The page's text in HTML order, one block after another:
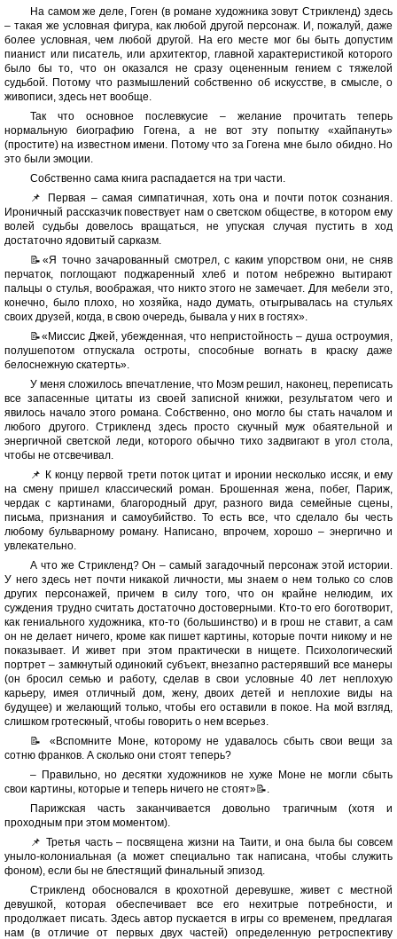
На самом же деле, Гоген (в романе художника зовут Стрикленд) здесь
– такая же условная фигура, как любой другой персонаж. И, пожалуй, даже
более условная, чем любой другой. На его месте мог бы быть допустим
пианист или писатель, или архитектор, главной характеристикой которого
было бы то, что он оказался не сразу оцененным гением с тяжелой
судьбой. Потому что размышлений собственно об искусстве, в смысле, о
живописи, здесь нет вообще.
Так что основное послевкусие – желание прочитать теперь
нормальную биографию Гогена, а не вот эту попытку «хайпануть»
(простите) на известном имени. Потому что за Гогена мне было обидно. Но
это были эмоции.
Собственно сама книга распадается на три части.
📌 Первая – самая симпатичная, хоть она и почти поток сознания.
Ироничный рассказчик повествует нам о светском обществе, в котором ему
волей судьбы довелось вращаться, не упуская случая пустить в ход
достаточно ядовитый сарказм.
📝«Я точно зачарованный смотрел, с каким упорством они, не сняв
перчаток, поглощают поджаренный хлеб и потом небрежно вытирают
пальцы о стулья, воображая, что никто этого не замечает. Для мебели это,
конечно, было плохо, но хозяйка, надо думать, отыгрывалась на стульях
своих друзей, когда, в свою очередь, бывала у них в гостях».
📝«Миссис Джей, убежденная, что непристойность – душа остроумия,
полушепотом отпускала остроты, способные вогнать в краску даже
белоснежную скатерть».
У меня сложилось впечатление, что Моэм решил, наконец, переписать
все запасенные цитаты из своей записной книжки, результатом чего и
явилось начало этого романа. Собственно, оно могло бы стать началом и
любого другого. Стрикленд здесь просто скучный муж обаятельной и
энергичной светской леди, которого обычно тихо задвигают в угол стола,
чтобы не отсвечивал.
📌 К концу первой трети поток цитат и иронии несколько иссяк, и ему
на смену пришел классический роман. Брошенная жена, побег, Париж,
чердак с картинами, благородный друг, разного вида семейные сцены,
письма, признания и самоубийство. То есть все, что сделало бы честь
любому бульварному роману. Написано, впрочем, хорошо – энергично и
увлекательно.
А что же Стрикленд? Он – самый загадочный персонаж этой истории.
У него здесь нет почти никакой личности, мы знаем о нем только со слов
других персонажей, причем в силу того, что он крайне нелюдим, их
суждения трудно считать достаточно достоверными. Кто-то его боготворит,
как гениального художника, кто-то (большинство) и в грош не ставит, а сам
он не делает ничего, кроме как пишет картины, которые почти никому и не
показывает. И живет при этом практически в нищете. Психологический
портрет – замкнутый одинокий субъект, внезапно растерявший все манеры
(он бросил семью и работу, сделав в свои условные 40 лет неплохую
карьеру, имея отличный дом, жену, двоих детей и неплохие виды на
будущее) и желающий только, чтобы его оставили в покое. На мой взгляд,
слишком гротескный, чтобы говорить о нем всерьез.
📝 «Вспомните Моне, которому не удавалось сбыть свои вещи за
сотню франков. А сколько они стоят теперь?
– Правильно, но десятки художников не хуже Моне не могли сбыть
свои картины, которые и теперь ничего не стоят»📝.
Парижская часть заканчивается довольно трагичным (хотя и
проходным при этом моментом).
📌 Третья часть – посвящена жизни на Таити, и она была бы совсем
уныло-колониальная (а может специально так написана, чтобы служить
фоном), если бы не блестящий финальный эпизод.
Стрикленд обосновался в крохотной деревушке, живет с местной
девушкой, которая обеспечивает все его нехитрые потребности, и
продолжает писать. Здесь автор пускается в игры со временем, предлагая
нам (в отличие от первых двух частей) определенную ретроспективу